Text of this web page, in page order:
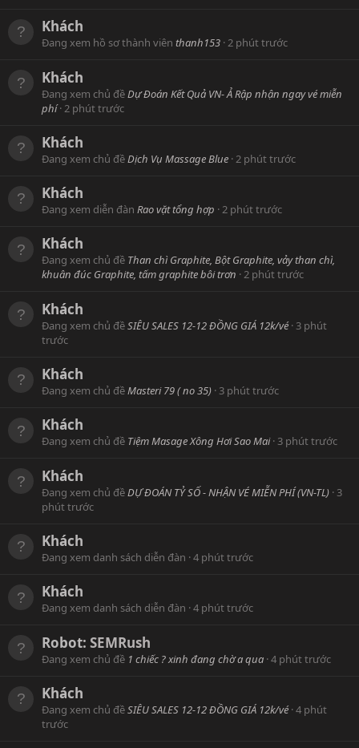
Khách
Đang xem hồ sơ thành viên thanh153 2 phút trước
Khách
Đang xem chủ đề Dự Đoán Kết Quả VN- Ả Rập nhận ngay vé miễn
phí 2 phút trước
Khách
Đang xem chủ đềDịch Vụ Massage Blue 2 phút trước
Khách
Đang xem diễn đàn Rao vặt tổng hợp 2 phút trước
Khách
Đang xem chủ đề Than chì Graphite, Bột Graphite, vảy than chì,
khuân đúc Graphite, tấm graphite bôi trơn 2 phút trước
Khách
Đang xem chủ đềSIÊU SALES 12-12 ĐỒNG GIÁ 12k/vé 3 phút
trước
Khách
Đang xem chủ đềMasteri 79 ( no 35) 3 phút trước
Khách
Đang xem chủ đề Tiệm Masage Xông Hơi Sao Mai 3 phút trước
Khách
Đang xem chủ đềDỰ ĐOÁN TỶ SỐ - NHẬN VÉ MIỄN PHÍ (VN-TL) 3
phút trước
Khách
Đang xem danh sách diễn đàn 4 phút trước
Khách
Đang xem danh sách diễn đàn 4 phút trước
Robot: SEMRush
Đang xem chủ đề 1 chiếc ? xinh đang chờ a qua 4 phút trước
Khách
Đang xem chủ đềSIÊU SALES 12-12 ĐỒNG GIÁ 12k/vé 4 phút
trước